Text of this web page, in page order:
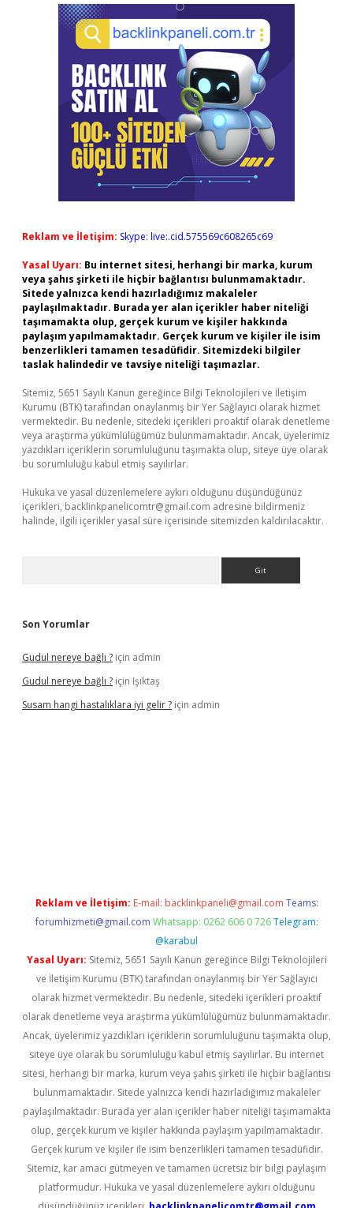
Reklam ve İletişim: Skype: live:.cid.575569c608265c69
Yasal Uyarı: Bu internet sitesi, herhangi bir marka, kurum
veya şahıs şirketi ile hiçbir bağlantısı bulunmamaktadır.
Sitede yalnızca kendi hazırladığımız makaleler
paylaşılmaktadır. Burada yer alan içerikler haber niteliği
taşımamakta olup, gerçek kurum ve kişiler hakkında
paylaşım yapılmamaktadır. Gerçek kurum ve kişiler ile isim
benzerlikleri tamamen tesadüfidir. Sitemizdeki bilgiler
taslak halindedir ve tavsiye niteliği taşımazlar.
Sitemiz, 5651 Sayılı Kanun gereğince Bilgi Teknolojileri ve İletişim
Kurumu (BTK) tarafından onaylanmış bir Yer Sağlayıcı olarak hizmet
vermektedir. Bu nedenle, sitedeki içerikleri proaktif olarak denetleme
veya araştırma yükümlülüğümüz bulunmamaktadır. Ancak, üyelerimiz
yazdıkları içeriklerin sorumluluğunu taşımakta olup, siteye üye olarak
bu sorumluluğu kabul etmiş sayılırlar.
Hukuka ve yasal düzenlemelere aykırı olduğunu düşündüğünüz
içerikleri, backlinkpanelicomtr@gmail.com adresine bildirmeniz
halinde, ilgili içerikler yasal süre içerisinde sitemizden kaldırılacaktır.
Son Yorumlar
Gudul nereye bağlı ? için admin
Gudul nereye bağlı ? için Işıktaş
Susam hangi hastalıklara iyi gelir ? için admin
Reklam ve İletişim: E-mail: backlinkpaneli@gmail.com Teams:
forumhizmeti@gmail.com Whatsapp: 0262 606 0 726 Telegram:
@karabul
Yasal Uyarı: Sitemiz, 5651 Sayılı Kanun gereğince Bilgi Teknolojileri
ve İletişim Kurumu (BTK) tarafından onaylanmış bir Yer Sağlayıcı
olarak hizmet vermektedir. Bu nedenle, sitedeki içerikleri proaktif
olarak denetleme veya araştırma yükümlülüğümüz bulunmamaktadır.
Ancak, üyelerimiz yazdıkları içeriklerin sorumluluğunu taşımakta olup,
siteye üye olarak bu sorumluluğu kabul etmiş sayılırlar. Bu internet
sitesi, herhangi bir marka, kurum veya şahıs şirketi ile hiçbir bağlantısı
bulunmamaktadır. Sitede yalnızca kendi hazırladığımız makaleler
paylaşılmaktadır. Burada yer alan içerikler haber niteliği taşımamakta
olup, gerçek kurum ve kişiler hakkında paylaşım yapılmamaktadır.
Gerçek kurum ve kişiler ile isim benzerlikleri tamamen tesadüfidir.
Sitemiz, kar amacı gütmeyen ve tamamen ücretsiz bir bilgi paylaşım
platformudur. Hukuka ve yasal düzenlemelere aykırı olduğunu